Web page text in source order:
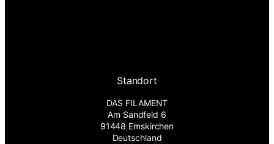
Standort
DAS FILAMENT
Am Sandfeld 6
91448 Emskirchen
Deutschland